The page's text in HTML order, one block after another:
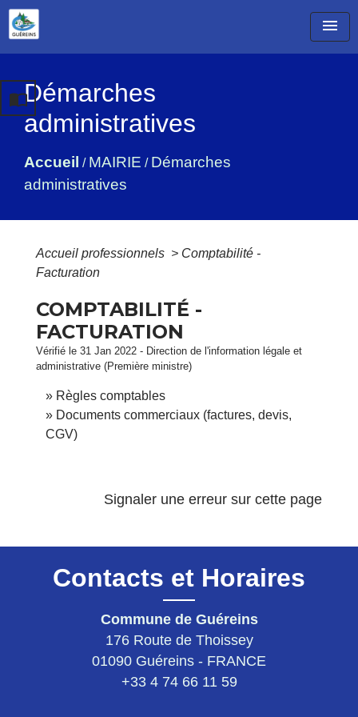
menu
Démarches
administratives
Accueil / MAIRIE / Démarches
administratives
import_contacts
Accueil professionnels > Comptabilité -
Facturation
COMPTABILITÉ -
FACTURATION
Vérifié le 31 Jan 2022 - Direction de l'information légale et
administrative (Première ministre)
Règles comptables
Documents commerciaux (factures, devis,
CGV)
Signaler une erreur sur cette page
Contacts et Horaires
Commune de Guéreins
176 Route de Thoissey
01090 Guéreins - FRANCE
+33 4 74 66 11 59